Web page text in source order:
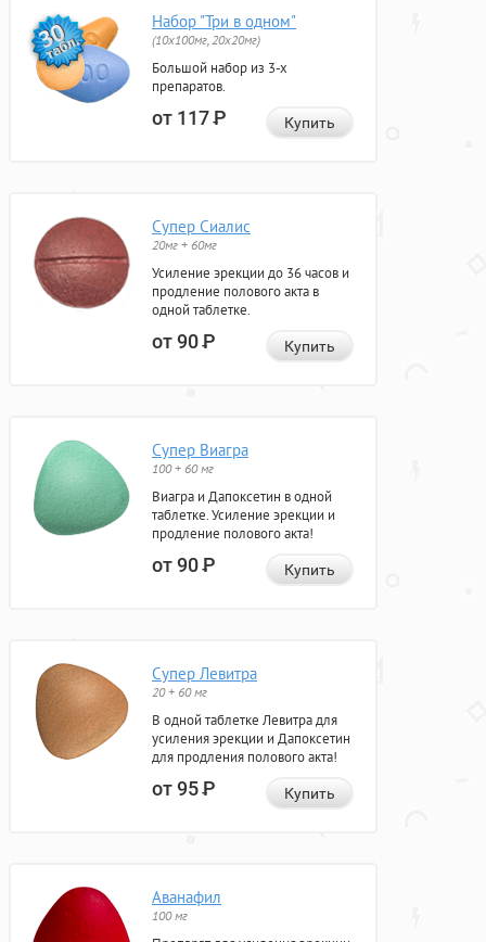
Набор "Три в одном"
(10x100мг, 20x20мг)
Большой набор из 3-х
препаратов.
от 117Р Купить
Супер Сиалис
20мг + 60мг
Усиление эрекции до 36 часов и
продление полового акта в
одной таблетке.
от 90Р Купить
Супер Виагра
100 + 60 мг
Виагра и Дапоксетин в одной
таблетке. Усиление эрекции и
продление полового акта!
от 90Р Купить
Супер Левитра
20 + 60 мг
В одной таблетке Левитра для
усиления эрекции и Дапоксетин
для продления полового акта!
от 95Р Купить
Аванафил
100 мг